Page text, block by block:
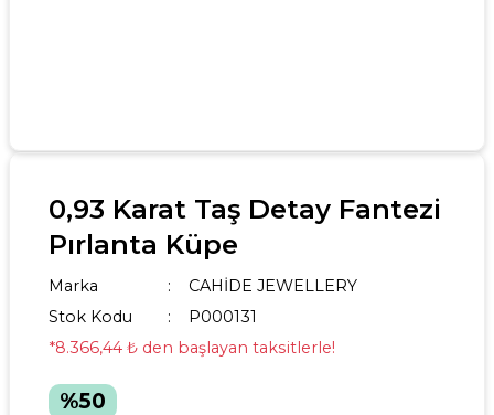
0,93 Karat Taş Detay Fantezi
Pırlanta Küpe
Marka
CAHİDE JEWELLERY
Stok Kodu
P000131
*8.366,44 ₺ den başlayan taksitlerle!
%50